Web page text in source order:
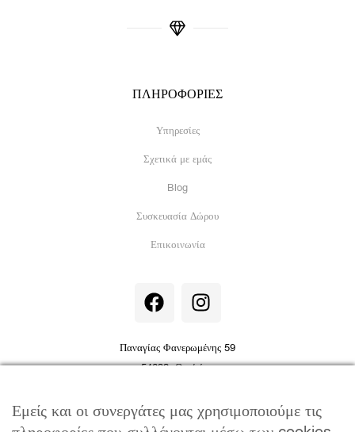
ΠΛΗΡΟΦΟΡΙΕΣ
Υπηρεσίες
Σχετικά με εμάς
Blog
Συσκευασία Δώρου
Επικοινωνία
F
a
e
b
o
I
n
t
a
r
Παναγίας Φανερωμένης 59
54632, Θεσ/νίκη
Εμείς και οι συνεργάτες μας χρησιμοποιούμε τις